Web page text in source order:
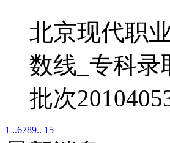
北京现代职
数线_专科录
批次
1 ..6789.. 15